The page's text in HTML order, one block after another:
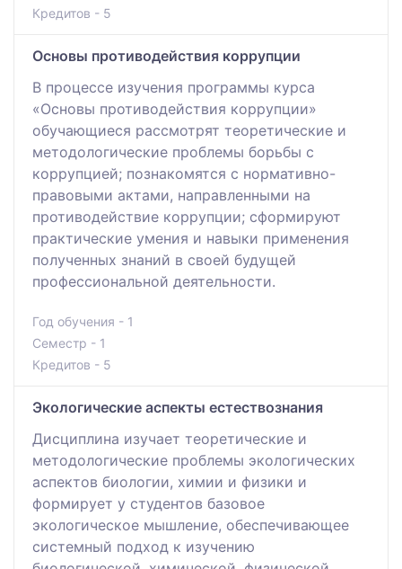
Кредитов - 5
Основы противодействия коррупции
В процессе изучения программы курса
«Основы противодействия коррупции»
обучающиеся рассмотрят теоретические и
методологические проблемы борьбы с
коррупцией; познакомятся с нормативно-
правовыми актами, направленными на
противодействие коррупции; сформируют
практические умения и навыки применения
полученных знаний в своей будущей
профессиональной деятельности.
Год обучения - 1
Семестр - 1
Кредитов - 5
Экологические аспекты естествознания
Дисциплина изучает теоретические и
методологические проблемы экологических
аспектов биологии, химии и физики и
формирует у студентов базовое
экологическое мышление, обеспечивающее
системный подход к изучению